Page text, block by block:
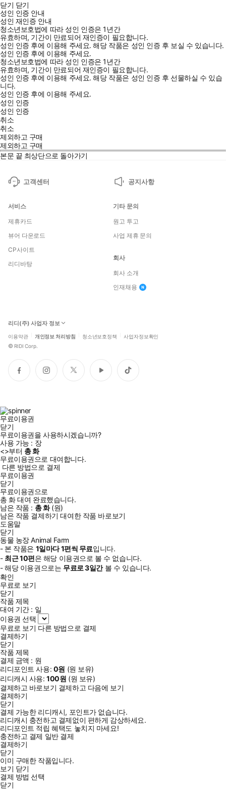
닫기 닫기
성인 인증 안내
성인 재인증 안내
청소년보호법에 따라 성인 인증은 1년간
유효하며, 기간이 만료되어 재인증이 필요합니다.
성인 인증 후에 이용해 주세요.해당 작품은 성인 인증 후 보실 수 있습니다.
성인 인증 후에 이용해 주세요.
청소년보호법에 따라 성인 인증은 1년간
유효하며, 기간이 만료되어 재인증이 필요합니다.
성인 인증 후에 이용해 주세요.해당 작품은 성인 인증 후 선물하실 수 있습
니다.
성인 인증 후에 이용해 주세요.
성인 인증
성인 인증
취소
취소
제외하고 구매
제외하고 구매
본문 끝 최상단으로 돌아가기
고객센터 공지사항
서비스
제휴카드
뷰어 다운로드
CP사이트
리디바탕
기타 문의
원고 투고
사업 제휴 문의
회사
회사 소개
인재채용
리디(주) 사업자 정보
이용약관 개인정보 처리방침 청소년보호정책 사업자정보확인
© RIDI Corp.
페
이
인
스
트
위
유
튜
틱
톡
무료이용권
닫기
무료이용권을 사용하시겠습니까?
사용 가능 : 장
<>부터 총화
무료이용권으로 대여합니다.
다른 방법으로 결제
무료이용권
닫기
무료이용권으로
총 화대여 완료했습니다.
남은 작품 : 총화(원)
남은 작품 결제하기 대여한 작품 바로보기
도움말
닫기
동물 농장 Animal Farm
- 본 작품은 1일마다1편씩 무료입니다.
- 최근10편은 해당 이용권으로 볼 수 없습니다.
- 해당 이용권으로는 무료로3일간볼 수 있습니다.
확인
무료로 보기
닫기
작품 제목
대여 기간 : 일
이용권 선택
무료로 보기 다른 방법으로 결제
결제하기
닫기
작품 제목
결제 금액 : 원
리디포인트 사용: 0원 (원 보유)
리디캐시 사용:100원 (원 보유)
결제하고 바로보기 결제하고 다음에 보기
결제하기
닫기
결제 가능한 리디캐시, 포인트가 없습니다.
리디캐시 충전하고 결제없이 편하게 감상하세요.
리디포인트 적립 혜택도 놓치지 마세요!
충전하고 결제 일반 결제
결제하기
닫기
이미 구매한 작품입니다.
보기 닫기
결제 방법 선택
닫기